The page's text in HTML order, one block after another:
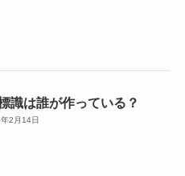
識は誰が作っている？
2月14日